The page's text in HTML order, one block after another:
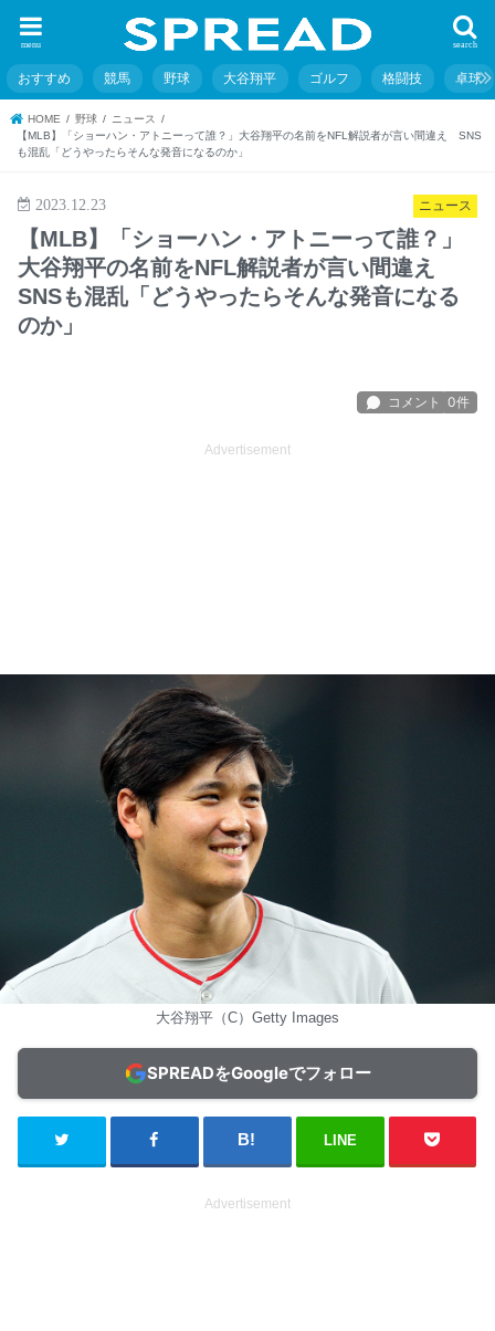
search
menu
おすすめ 競馬 野球 大谷翔平 ゴルフ 格闘技 卓球
HOME 野球
ニュース
【MLB】「ショーハン・アトニーって誰？」大谷翔平の名前をNFL解説者が言い間違え SNS
も混乱「どうやったらそんな発音になるのか」
ニュース
2023.12.23
【MLB】「ショーハン・アトニーって誰？」
大谷翔平の名前をNFL解説者が言い間違え
SNSも混乱「どうやったらそんな発音になる
のか」
Advertisement
大谷翔平（C）Getty Images
SPREADをGoogleでフォロー
LINE
Advertisement